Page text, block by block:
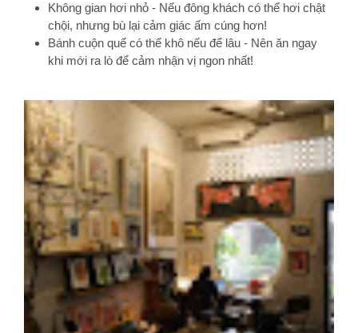
Không gian hơi nhỏ - Nếu đông khách có thể hơi chật
chội, nhưng bù lại cảm giác ấm cúng hơn!
Bánh cuộn quế có thể khô nếu để lâu - Nên ăn ngay
khi mới ra lò để cảm nhận vị ngon nhất!